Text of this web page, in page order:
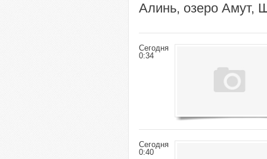
Алинь, озеро Амут,
Сегодня
0:34
Сегодня
0:40